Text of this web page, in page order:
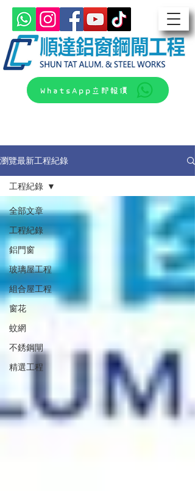
WhatsApp立即報價
瀏覽最新工程紀錄
全部文章
工程紀錄
鋁門窗
玻璃屋工程
組合屋工程
窗花
蚊網
不銹鋼閘
精選工程
工程紀錄